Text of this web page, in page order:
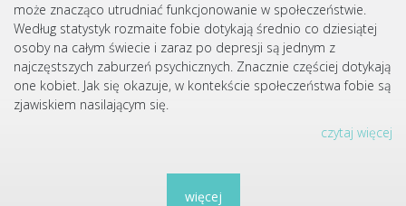
może znacząco utrudniać funkcjonowanie w społeczeństwie.
Według statystyk rozmaite fobie dotykają średnio co dziesiątej
osoby na całym świecie i zaraz po depresji są jednym z
najczęstszych zaburzeń psychicznych. Znacznie częściej dotykają
one kobiet. Jak się okazuje, w kontekście społeczeństwa fobie są
zjawiskiem nasilającym się.
czytaj więcej
więcej